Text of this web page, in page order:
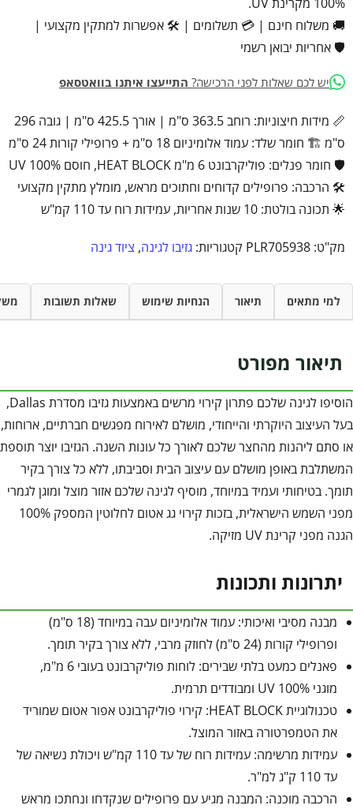
🚚 משלוח חינם | 💳 תשלומים | 🛠️ אפשרות למתקין מקצועי |
🛡️ אחריות יבואן רשמי
יש לכם שאלות לפני הרכישה? התייעצו איתנו בוואטסאפ
📏 מידות חיצוניות: רוחב 363.5 ס"מ | אורך 425.5 ס"מ | גובה 296
ס"מ 🏗️ חומר שלד: עמוד אלומיניום 18 ס"מ + פרופילי קורות 24 ס"מ
🛡️ חומר פנלים: פוליקרבונט 6 מ"מ HEAT BLOCK, חוסם 100% UV
🛠️ הרכבה: פרופילים קדוחים וחתוכים מראש, מומלץ מתקין מקצועי
🌟 תכונה בולטת: 10 שנות אחריות, עמידות רוח עד 110 קמ"ש
מק"ט: PLR705938 קטגוריות: גזיבו לגינה, ציוד גינה
למי מתאים תיאור הנחיות שימוש שאלות תשובות
תיאור מפורט
הוסיפו לגינה שלכם פתרון קירוי מרשים באמצעות גזיבו מסדרת Dallas,
בעל העיצוב היוקרתי והייחודי, מושלם לאירוח מפגשים חברתיים, ארוחות,
או סתם ליהנות מהחצר שלכם לאורך כל עונות השנה. הגזיבו יוצר תוספת
המשתלבת באופן מושלם עם עיצוב הבית וסביבתו, ללא כל צורך בקיר
תומך. בטיחותי ועמיד במיוחד, מוסיף לגינה שלכם אזור מוצל ומוגן לגמרי
מפני השמש הישראלית, בזכות קירוי גג אטום לחלוטין המספק 100%
הגנה מפני קרינת UV מזיקה.
יתרונות ותכונות
מבנה מסיבי ואיכותי: עמוד אלומיניום עבה במיוחד (18 ס"מ)
ופרופילי קורות (24 ס"מ) לחוזק מרבי, ללא צורך בקיר תומך.
פאנלים כמעט בלתי שבירים: לוחות פוליקרבונט בעובי 6 מ"מ,
מוגני 100% UV ומבודדים תרמית.
טכנולוגיית HEAT BLOCK: קירוי פוליקרבונט אפור אטום שמוריד
את הטמפרטורה באזור המוצל.
עמידות מרשימה: עמידות רוח של עד 110 קמ"ש ויכולת נשיאה של
עד 110 ק"ג למ"ר.
הרכבה מוכנה: המבנה מגיע עם פרופילים שנקדחו ונחתכו מראש